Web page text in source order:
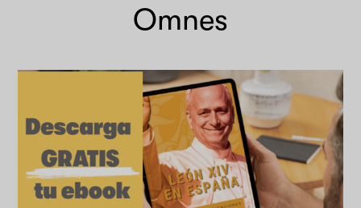
Omnes